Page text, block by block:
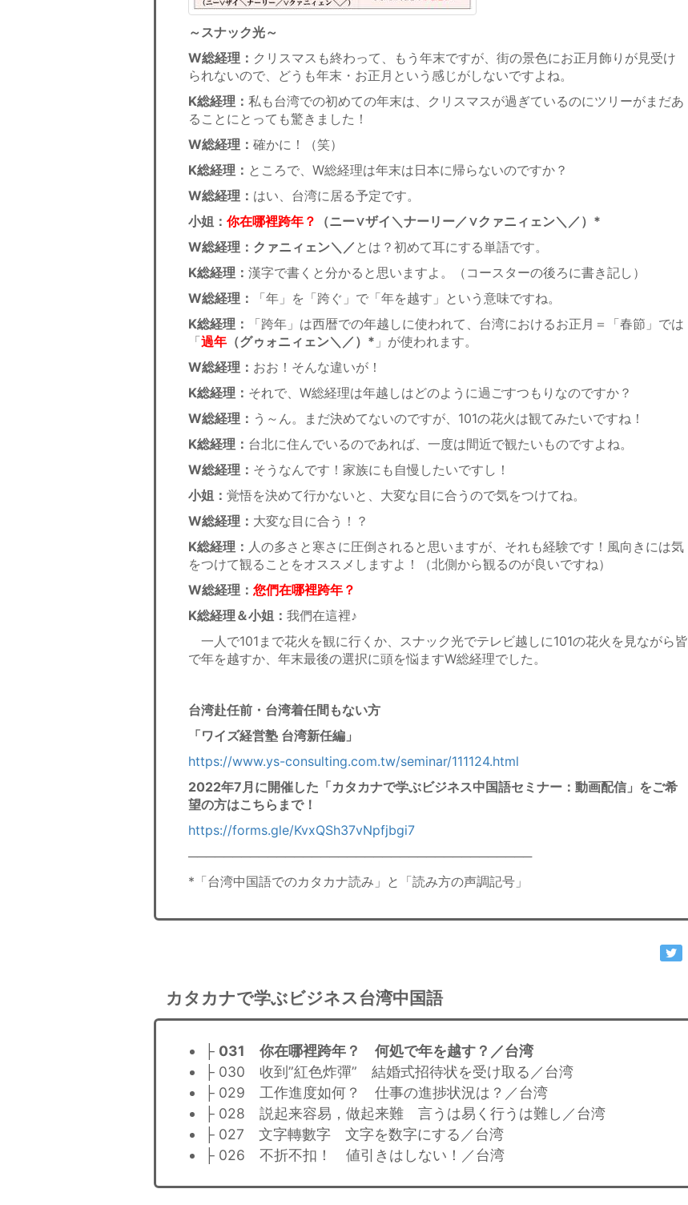
～スナック光～
W総経理： クリスマスも終わって、もう年末ですが、街の景色にお正月飾りが見受け
られないので、どうも年末・お正月という感じがしないですよね。
K総経理： 私も台湾での初めての年末は、クリスマスが過ぎているのにツリーがまだあ
ることにとっても驚きました！
W総経理： 確かに！（笑）
K総経理： ところで、W総経理は年末は日本に帰らないのですか？
W総経理： はい、台湾に居る予定です。
小姐： 你在哪裡跨年？ （ニー∨ザイ ＼ナーリー／∨クァニィェン＼／ ）*
W総経理：クァニィェン＼／ とは？初めて耳にする単語です。
K総経理： 漢字で書くと分かると思いますよ。（コースターの後ろに書き記し）
W総経理：
「年」を「跨ぐ」で「年を越す」という意味ですね。
K総経理：
「跨年」は西暦での年越しに使われて、台湾におけるお正月＝「春節」では
「過年 （グゥォニィェン＼／）* 」が使われます。
W総経理： おお！そんな違いが！
K総経理： それで、W総経理は年越しはどのように過ごすつもりなのですか？
W総経理： う～ん。まだ決めてないのですが、101の花火は観てみたいですね！
K総経理： 台北に住んでいるのであれば、一度は間近で観たいものですよね。
W総経理： そうなんです！家族にも自慢したいですし！
小姐： 覚悟を決めて行かないと、大変な目に合うので気をつけてね。
W総経理： 大変な目に合う！？
K総経理： 人の多さと寒さに圧倒されると思いますが、それも経験です！風向きには気
をつけて観ることをオススメしますよ！（北側から観るのが良いですね）
W総経理： 您們在哪裡跨年？
K総経理＆小姐： 我們在這裡♪
一人で101まで花火を観に行くか、スナック光でテレビ越しに101の花火を見ながら皆
で年を越すか、年末最後の選択に頭を悩ますW総経理でした。
台湾赴任前・台湾着任間もない方
「ワイズ経営塾 台湾新任編」
https://www.ys-consulting.com.tw/seminar/111124.html
2022年7月に開催した「カタカナで学ぶビジネス中国語セミナー：動画配信」をご希
望の方はこちらまで！
https://forms.gle/KvxQSh37vNpfjbgi7
───────────────────────────────────────
*「台湾中国語でのカタカナ読み」と「読み方の声調記号」
カタカナで学ぶビジネス台湾中国語
├ 031 你在哪裡跨年？ 何処で年を越す？／台湾
├ 030 收到”紅色炸彈” 結婚式招待状を受け取る／台湾
├ 029 工作進度如何？ 仕事の進捗状況は？／台湾
├ 028 説起来容易，做起来難 言うは易く行うは難し／台湾
├ 027 文字轉數字 文字を数字にする／台湾
├ 026 不折不扣！ 値引きはしない！／台湾